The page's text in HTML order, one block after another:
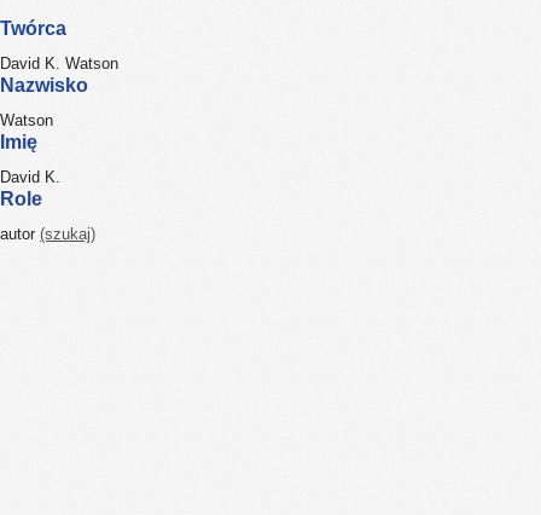
Twórca
David K. Watson
Nazwisko
Watson
Imię
David K.
Role
autor (szukaj)